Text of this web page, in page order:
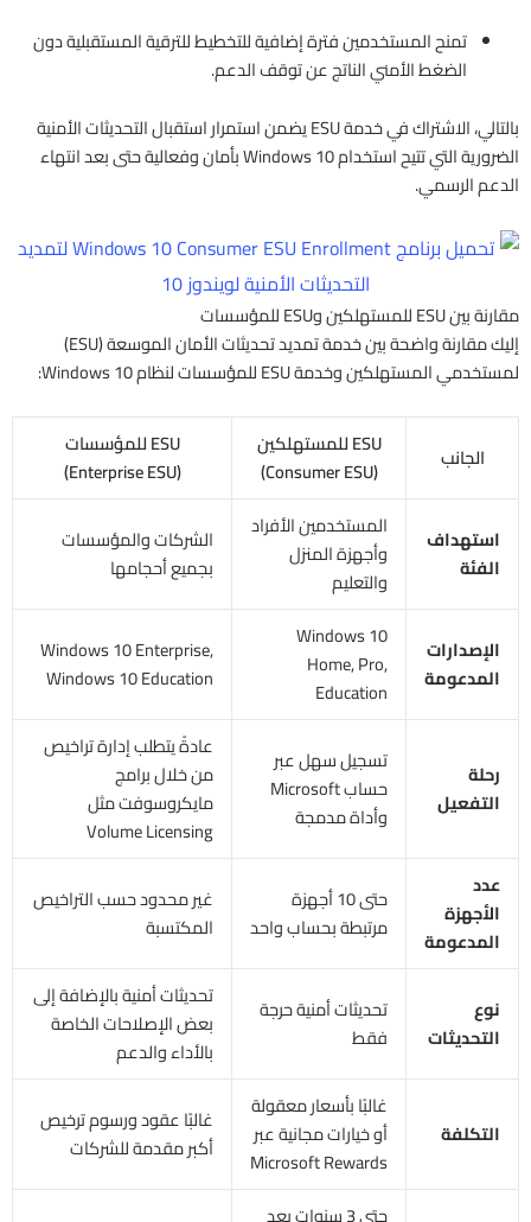
تمنح المستخدمين فترة إضافية للتخطيط للترقية المستقبلية دون
الضغط الأمني الناتج عن توقف الدعم.
بالتالي، الاشتراك في خدمة ESU يضمن استمرار استقبال التحديثات الأمنية
الضرورية التي تتيح استخدام Windows 10 بأمان وفعالية حتى بعد انتهاء
الدعم الرسمي.​
مقارنة بين ESU للمستهلكين وESU للمؤسسات
إليك مقارنة واضحة بين خدمة تمديد تحديثات الأمان الموسعة (ESU)
لمستخدمي المستهلكين وخدمة ESU للمؤسسات لنظام Windows 10:
الجانب
ESU للمستهلكين
(Consumer ESU)
ESU للمؤسسات
(Enterprise ESU)
استهداف
الفئة
المستخدمين الأفراد
وأجهزة المنزل
والتعليم
الشركات والمؤسسات
بجميع أحجامها
الإصدارات
المدعومة
Windows 10
Home, Pro,
Education
Windows 10 Enterprise,
Windows 10 Education
رحلة
التفعيل
تسجيل سهل عبر
حساب Microsoft
وأداة مدمجة
عادةً يتطلب إدارة تراخيص
من خلال برامج
مايكروسوفت مثل
Volume Licensing
عدد
الأجهزة
المدعومة
حتى 10 أجهزة
مرتبطة بحساب واحد
غير محدود حسب التراخيص
المكتسبة
نوع
التحديثات
تحديثات أمنية حرجة
فقط
تحديثات أمنية بالإضافة إلى
بعض الإصلاحات الخاصة
بالأداء والدعم
التكلفة
غالبًا بأسعار معقولة
أو خيارات مجانية عبر
Microsoft Rewards
غالبًا عقود ورسوم ترخيص
أكبر مقدمة للشركات